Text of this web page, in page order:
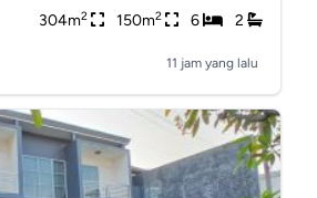
304m2 150m2 6 2
11 jam yang lalu